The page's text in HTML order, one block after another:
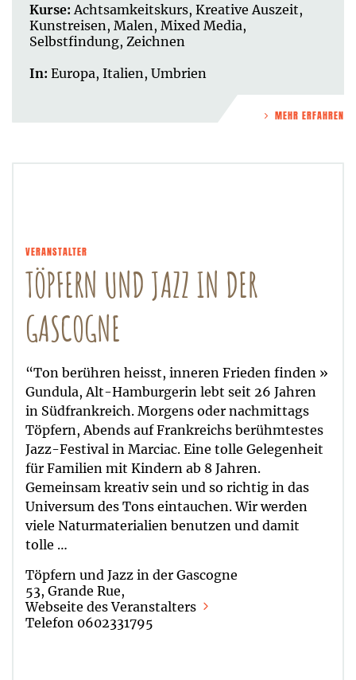
Kurse: Achtsamkeitskurs, Kreative Auszeit,
Kunstreisen, Malen, Mixed Media,
Selbstfindung, Zeichnen
In: Europa, Italien, Umbrien
MEHR ERFAHREN
VERANSTALTER
TÖPFERN UND JAZZ IN DER
GASCOGNE
“Ton berühren heisst, inneren Frieden finden »
Gundula, Alt-Hamburgerin lebt seit 26 Jahren
in Südfrankreich. Morgens oder nachmittags
Töpfern, Abends auf Frankreichs berühmtestes
Jazz-Festival in Marciac. Eine tolle Gelegenheit
für Familien mit Kindern ab 8 Jahren.
Gemeinsam kreativ sein und so richtig in das
Universum des Tons eintauchen. Wir werden
viele Naturmaterialien benutzen und damit
tolle …
Töpfern und Jazz in der Gascogne
53, Grande Rue,
Webseite des Veranstalters
Telefon 0602331795